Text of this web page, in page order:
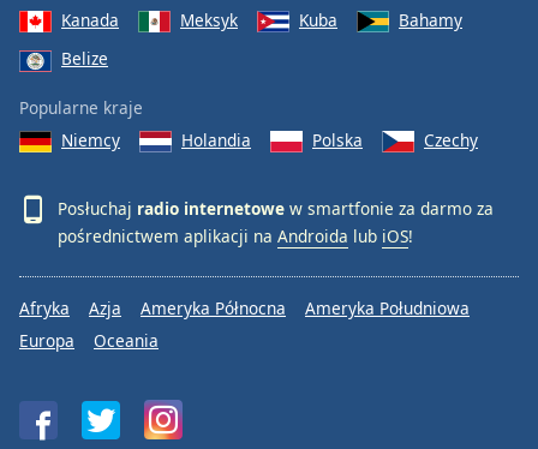
Kanada
Meksyk Kuba
Bahamy
Belize
Popularne kraje
Niemcy
Holandia Polska Czechy
Posłuchaj radio internetowe w smartfonie za darmo za
pośrednictwem aplikacji na Androida lub iOS!
Afryka Azja Ameryka Północna
Ameryka Południowa
Europa
Oceania